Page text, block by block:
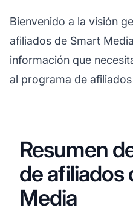
Bienvenido a la visión
afiliados de Smart
información que
al programa de
Resumen
de afiliados
Media